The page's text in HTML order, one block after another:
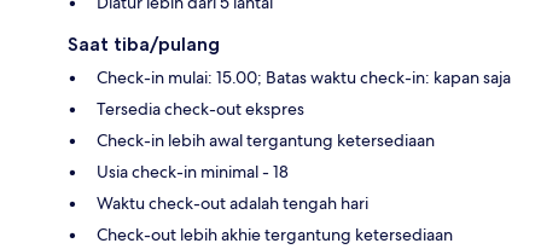
Saat tiba/pulang
Check-in mulai: 15.00; Batas waktu check-in: kapan saja
Tersedia check-out ekspres
Check-in lebih awal tergantung ketersediaan
Usia check-in minimal - 18
Waktu check-out adalah tengah hari
Check-out lebih akhie tergantung ketersediaan